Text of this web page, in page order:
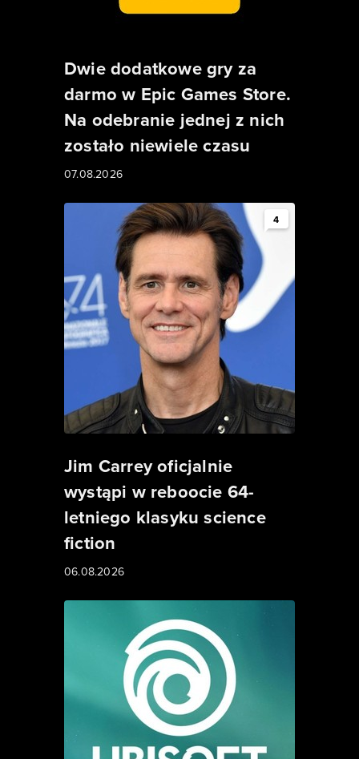
Dwie dodatkowe gry za
darmo w Epic Games Store.
Na odebranie jednej z nich
zostało niewiele czasu
07.08.2026
4
Jim Carrey oficjalnie
wystąpi w reboocie 64-
letniego klasyku science
fiction
06.08.2026